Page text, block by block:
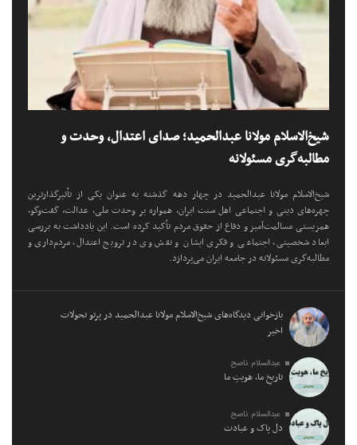
شیخ‌الاسلام مولانا عبدالحمید؛ صدای اعتدال، وحدت و
مطالبه‌گری مسئولانه
شیخ‌الاسلام مولانا عبدالحمید در چهار دهه گذشته به عنوان یکی از تأثیرگذارترین
چهره‌های دینی و اجتماعی اهل سنت ایران، همواره بر وحدت ملی، عدالت، گفت‌وگو،
همزیستی مسالمت‌آمیز و دفاع از حقوق مردم تأکید کرده است. این یادداشت به بررسی
ابعاد شخصیتی، اجتماعی و فکری ایشان و نقش وی در ترویج اعتدال، مردم‌داری و
مطالبه‌گری مسئولانه در جامعه ایران می‌پردازد.
بازخوانی دیدگاه‌های شیخ‌الاسلام مولانا عبدالحمید در پرتو تحولات
اخیر
عبدالسلام ناصح
تاریخِ ما، هویتِ ما
عبدالسلام ناصح
دل پاک و عبادت